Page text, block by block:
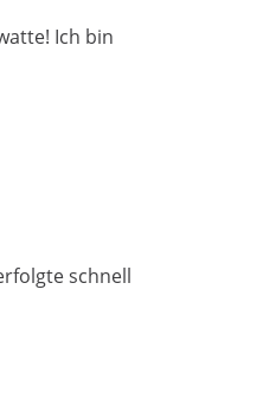
Ich bin
schnell